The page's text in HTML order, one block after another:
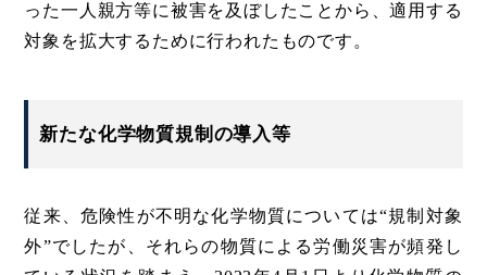
った一人親方等に被害を及ぼしたことから、適用する
対象を拡大するために行われたものです。
新たな化学物質規制の導入等
従来、危険性が不明な化学物質については“規制対象
外”でしたが、それらの物質による労働災害が頻発し